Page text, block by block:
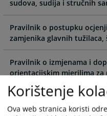
date.
Press
the
question
mark
key
to
the
keyboard
the
key
to
the
sudova, sudija i stručnih
Pravilnik o postupku
zamjenika glavnih
Pravilnik o izmjenama i
orjentacijskim mjerilima
Bosni i Hercegovini
Pravilnik o
Korištenje
Ova web stranica koristi